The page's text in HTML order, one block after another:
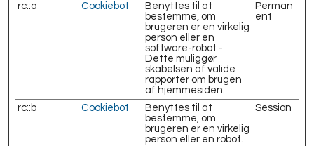
rc::a Cookiebot
Benyttes til at
bestemme, om
brugeren er en virkelig
person eller en
software-robot -
Dette muliggør
skabelsen af valide
rapporter om brugen
af hjemmesiden.
Perman
ent
rc::b Cookiebot
Benyttes til at
bestemme, om
brugeren er en virkelig
person eller en robot.
Session